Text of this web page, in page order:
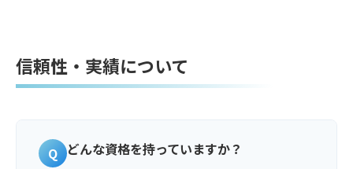
信頼性・実績について
どんな資格を持っていますか？